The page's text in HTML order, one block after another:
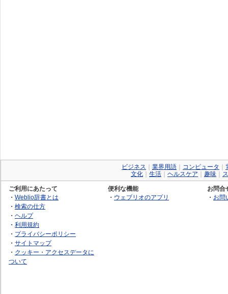
ビジネス 業界用語 コンピュータ
文化
生活 ヘルスケア 趣味
ご利用にあたって
・ Weblio辞書とは
・ 検索の仕方
・ ヘルプ
・ 利用規約
・ プライバシーポリシー
・ サイトマップ
・ クッキー・アクセスデータに
ついて
便利な機能
・ ウェブリオのアプリ
お問合
・ お問